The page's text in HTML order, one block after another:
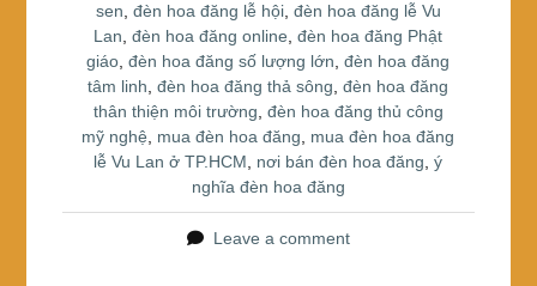
sen, đèn hoa đăng lễ hội, đèn hoa đăng lễ Vu
Lan,đèn hoa đăng online,đèn hoa đăng Phật
giáo,đèn hoa đăng số lượng lớn,đèn hoa đăng
tâm linh,đèn hoa đăng thả sông,đèn hoa đăng
thân thiện môi trường, đèn hoa đăng thủ công
mỹ nghệ, mua đèn hoa đăng, mua đèn hoa đăng
lễ Vu Lan ở TP.HCM, nơi bán đèn hoa đăng,ý
nghĩa đèn hoa đăng
Leave a comment